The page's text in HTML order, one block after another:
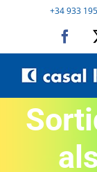
+34 933